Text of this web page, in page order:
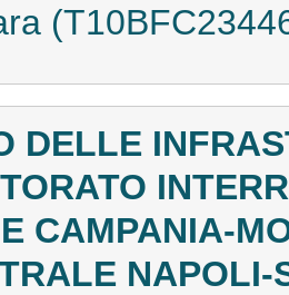
DELLE
CAMPANIA-
NAPOLI-